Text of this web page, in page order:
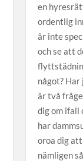
en
ordentlig
är inte
och se att
något?
är två
dig om ifall
har
oroa dig
nämligen